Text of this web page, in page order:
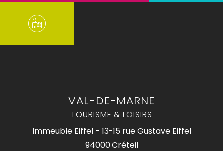
VAL-DE-MARNE
TOURISME & LOISIRS
Immeuble Eiffel - 13-15 rue Gustave Eiffel
94000 Créteil